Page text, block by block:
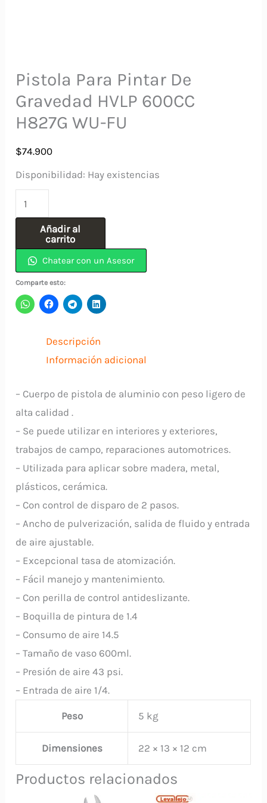
Pistola Para Pintar De
Gravedad HVLP 600CC
H827G WU-FU
$74.900
Disponibilidad: Hay existencias
Para
Pintar
De
Gravedad
HVLP
600CC
Añadir al
carrito
Chatear con un Asesor
Comparte esto:
Descripción
Información adicional
– Cuerpo de pistola de aluminio con peso ligero de
alta calidad .
– Se puede utilizar en interiores y exteriores,
trabajos de campo, reparaciones automotrices.
– Utilizada para aplicar sobre madera, metal,
plásticos, cerámica.
– Con control de disparo de 2 pasos.
– Ancho de pulverización, salida de fluido y entrada
de aire ajustable.
– Excepcional tasa de atomización.
– Fácil manejo y mantenimiento.
– Con perilla de control antideslizante.
– Boquilla de pintura de 1.4
– Consumo de aire 14.5
– Tamaño de vaso 600ml.
– Presión de aire 43 psi.
– Entrada de aire 1/4.
Peso 5 kg
Dimensiones 22 × 13 × 12 cm
Productos relacionados